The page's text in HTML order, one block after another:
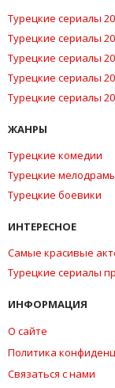
Турецкие сериалы
Турецкие сериалы
Турецкие сериалы
Турецкие сериалы
Турецкие сериалы
ЖАНРЫ
Турецкие комедии
Турецкие
Турецкие боевики
ИНТЕРЕСНОЕ
Самые красивые
Турецкие сериалы
ИНФОРМАЦИЯ
О сайте
Политика
Связаться с нами